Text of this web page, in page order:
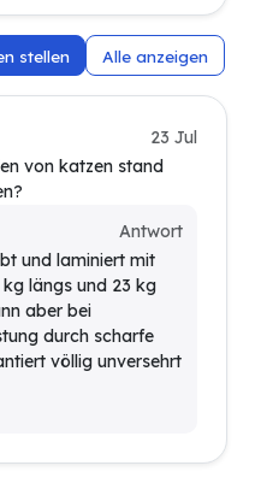
stellen Alle anzeigen
23 Jul
von katzen stand
Antwort
und laminiert mit
längs und 23 kg
aber bei
durch scharfe
völlig unversehrt